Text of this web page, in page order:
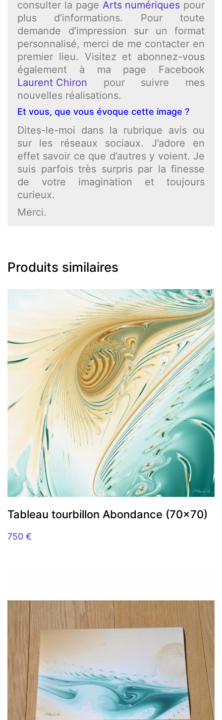
consulter la page Arts numériques pour
plus d’informations. Pour toute
demande d’impression sur un format
personnalisé, merci de me contacter en
premier lieu. Visitez et abonnez-vous
également à ma page Facebook
Laurent Chiron pour suivre mes
nouvelles réalisations.
Et vous, que vous évoque cette image ?
Dites-le-moi dans la rubrique avis ou
sur les réseaux sociaux. J’adore en
effet savoir ce que d’autres y voient. Je
suis parfois très surpris par la finesse
de votre imagination et toujours
curieux.
Merci.
Produits similaires
Tableau tourbillon Abondance (70×70)
750 €